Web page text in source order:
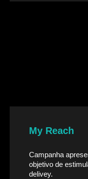
My Reach
Campanha
objetivo de
delivey.